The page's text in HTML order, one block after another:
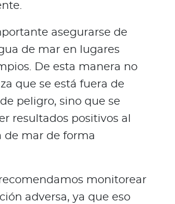
asegurarse de
de mar en lugares
De esta manera no
que se está fuera de
peligro, sino que se
resultados positivos al
de mar de forma
monitorear
adversa, ya que eso